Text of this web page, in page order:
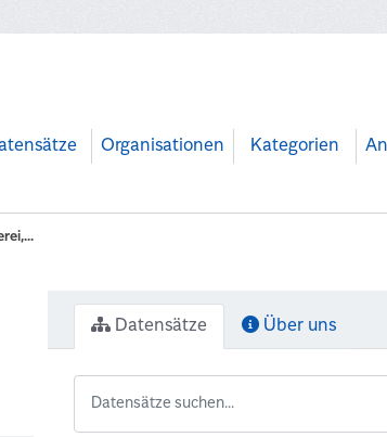
Organisationen Kategorien
Datensätze Über uns